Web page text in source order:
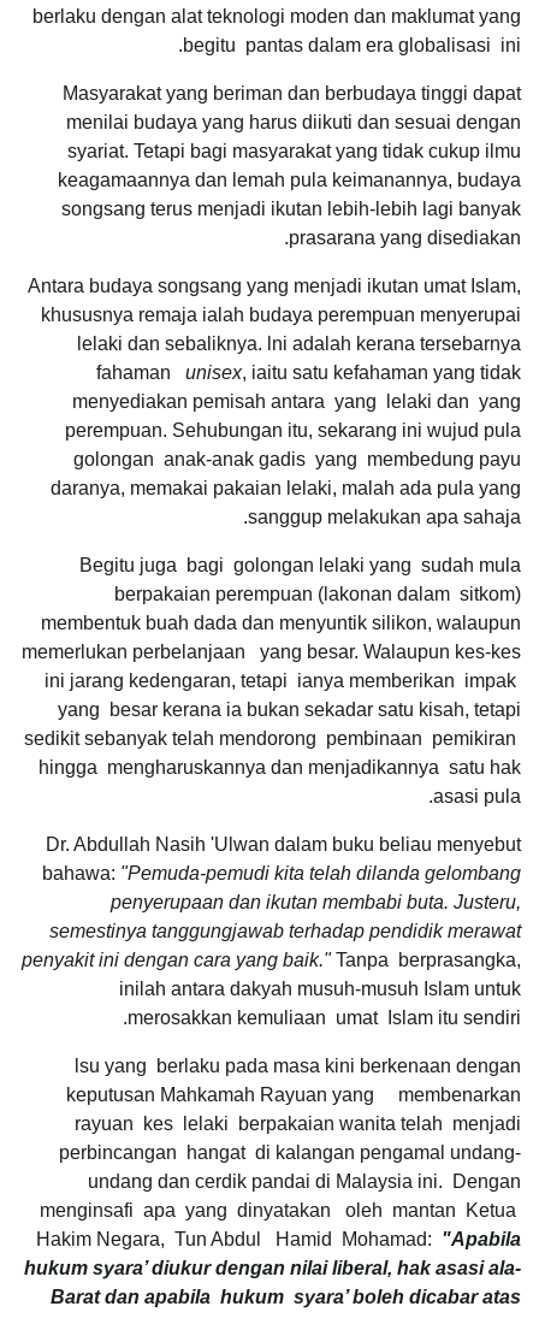
berlaku dengan alat teknologi moden dan maklumat yang
begitu pantas dalam era globalisasi ini.
Masyarakat yang beriman dan berbudaya tinggi dapat
menilai budaya yang harus diikuti dan sesuai dengan
syariat. Tetapi bagi masyarakat yang tidak cukup ilmu
keagamaannya dan lemah pula keimanannya, budaya
songsang terus menjadi ikutan lebih-lebih lagi banyak
prasarana yang disediakan.
Antara budaya songsang yang menjadi ikutan umat Islam,
khususnya remaja ialah budaya perempuan menyerupai
lelaki dan sebaliknya. lni adalah kerana tersebarnya
fahaman unisex, iaitu satu kefahaman yang tidak
menyediakan pemisah antara yang lelaki dan yang
perempuan. Sehubungan itu, sekarang ini wujud pula
golongan anak-anak gadis yang membedung payu
daranya, memakai pakaian lelaki, malah ada pula yang
sanggup melakukan apa sahaja.
Begitu juga bagi golongan lelaki yang sudah mula
berpakaian perempuan (lakonan dalam sitkom)
membentuk buah dada dan menyuntik silikon, walaupun
memerlukan perbelanjaan yang besar. Walaupun kes-kes
ini jarang kedengaran, tetapi ianya memberikan impak
yang besar kerana ia bukan sekadar satu kisah, tetapi
sedikit sebanyak telah mendorong pembinaan pemikiran
hingga mengharuskannya dan menjadikannya satu hak
asasi pula.
Dr. Abdullah Nasih 'Ulwan dalam buku beliau menyebut
bahawa: "Pemuda-pemudi kita telah dilanda gelombang
penyerupaan dan ikutan membabi buta. Justeru,
semestinya tanggungjawab terhadap pendidik merawat
penyakit ini dengan cara yang baik."Tanpa berprasangka,
inilah antara dakyah musuh-musuh Islam untuk
merosakkan kemuliaan umat Islam itu sendiri.
lsu yang berlaku pada masa kini berkenaan dengan
keputusan Mahkamah Rayuan yang membenarkan
rayuan kes lelaki berpakaian wanita telah menjadi
perbincangan hangat di kalangan pengamal undang-
undang dan cerdik pandai di Malaysia ini. Dengan
menginsafi apa yang dinyatakan oleh mantan Ketua
Hakim Negara, Tun Abdul Hamid Mohamad: "Apabila
hukum syara’ diukur dengan nilai liberal, hak asasi ala-
Barat dan apabila hukum syara’ boleh dicabar atas